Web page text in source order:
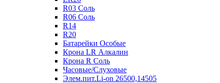
R03 Соль
R06 Соль
R14
R20
Батарейки Особые
Крона LR Алкалин
Крона R Соль
Часовые/Слуховые
Элем.пит.Li-on 26500,14505